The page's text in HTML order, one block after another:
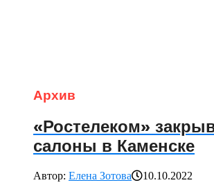
Архив
«Ростелеком»
салоны в Каменске
Автор: Елена Зотова
10.10.2022